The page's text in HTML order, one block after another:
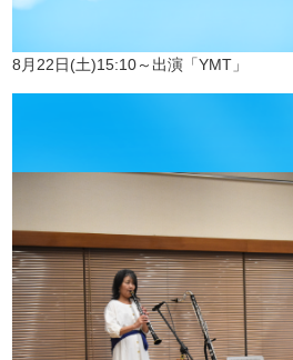
8月22日(土)15:10～出演「YMT」